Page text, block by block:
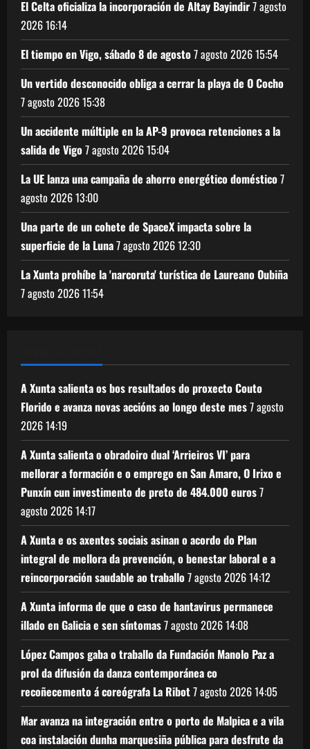
El Celta oficializa la incorporación de Altay Bayindir7 agosto
202616:14
El tiempo en Vigo, sábado 8 de agosto7 agosto 202615:54
Un vertido desconocido obliga a cerrar la playa de O Cocho
7 agosto 202615:38
Un accidente múltiple en la AP-9 provoca retenciones a la
salida de Vigo7 agosto 202615:04
La UE lanza una campaña de ahorro energético doméstico7
agosto 202613:00
Una parte de un cohete de SpaceX impacta sobre la
superficie de la Luna7 agosto 202612:30
La Xunta prohíbe la 'narcoruta' turística de Laureano Oubiña
7 agosto 202611:54
A Xunta salienta os bos resultados do proxecto Couto
Florido e avanza novas accións ao longo deste mes7 agosto
202614:19
A Xunta salienta o obradoiro dual ‘Arrieiros VI’ para
mellorar a formación e o emprego en San Amaro, O Irixo e
Punxín cun investimento de preto de 484.000 euros7
agosto 202614:17
A Xunta e os axentes sociais asinan o acordo do Plan
integral de mellora da prevención, o benestar laboral e a
reincorporación saudable ao traballo7 agosto 202614:12
A Xunta informa de que o caso de hantavirus permanece
illado en Galicia e sen síntomas7 agosto 202614:08
López Campos gaba o traballo da Fundación Manolo Paz a
prol da difusión da danza contemporánea co
recoñecemento á coreógrafa La Ribot7 agosto 202614:05
Mar avanza na integración entre o porto de Malpica e a vila
coa instalación dunha marquesiña pública para desfrute da